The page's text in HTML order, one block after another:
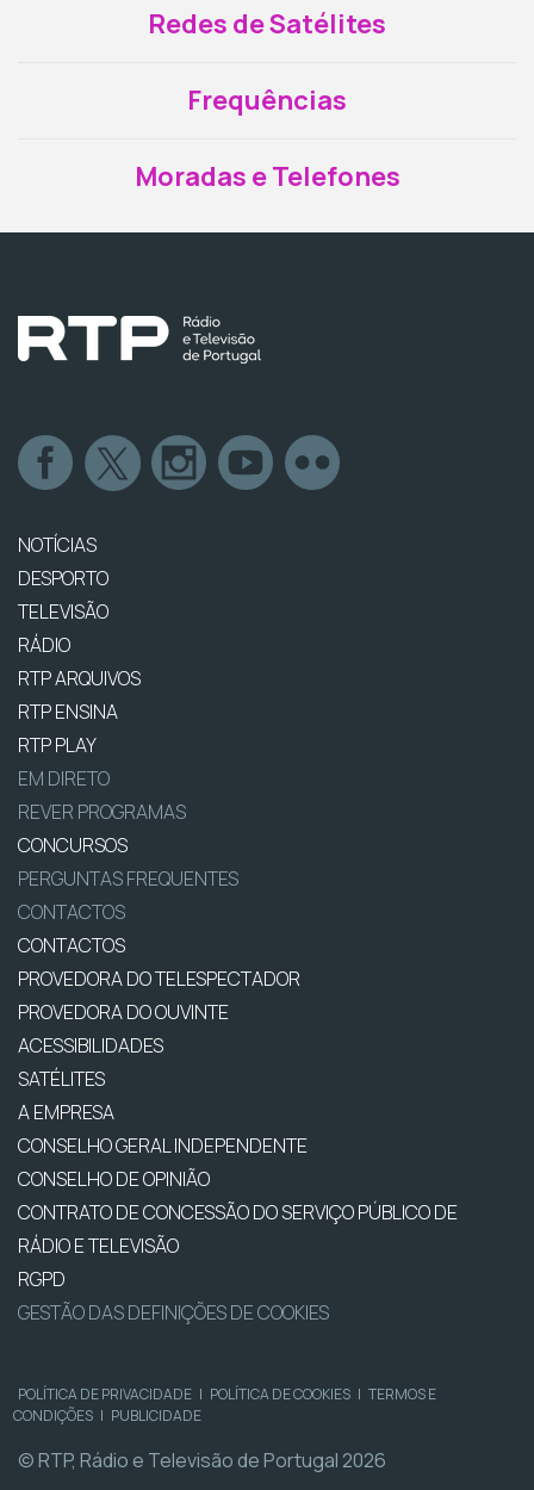
Redes de Satélites
Frequências
Moradas e Telefones
NOTÍCIAS
DESPORTO
TELEVISÃO
RÁDIO
RTP ARQUIVOS
RTP ENSINA
RTP PLAY
EM DIRETO
REVER PROGRAMAS
CONCURSOS
PERGUNTAS FREQUENTES
CONTACTOS
CONTACTOS
PROVEDORA DO TELESPECTADOR
PROVEDORA DO OUVINTE
ACESSIBILIDADES
SATÉLITES
A EMPRESA
CONSELHO GERAL INDEPENDENTE
CONSELHO DE OPINIÃO
CONTRATO DE CONCESSÃO DO SERVIÇO PÚBLICO DE
RÁDIO E TELEVISÃO
RGPD
GESTÃO DAS DEFINIÇÕES DE COOKIES
POLÍTICA DE PRIVACIDADE | POLÍTICA DE COOKIES | TERMOS E
CONDIÇÕES | PUBLICIDADE
© RTP, Rádio e Televisão de Portugal 2026